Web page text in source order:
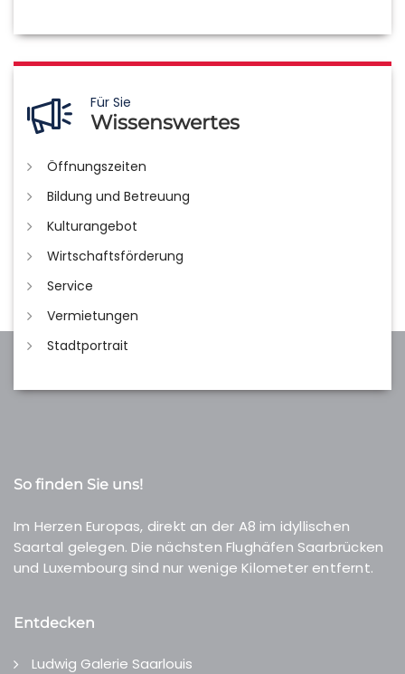
Für Sie
Wissenswertes
Öffnungszeiten
Bildung und Betreuung
Kulturangebot
Wirtschaftsförderung
Service
Vermietungen
Stadtportrait
So finden Sie uns!
Im Herzen Europas, direkt an der A8 im idyllischen
Saartal gelegen. Die nächsten Flughäfen Saarbrücken
und Luxembourg sind nur wenige Kilometer entfernt.
Entdecken
Ludwig Galerie Saarlouis